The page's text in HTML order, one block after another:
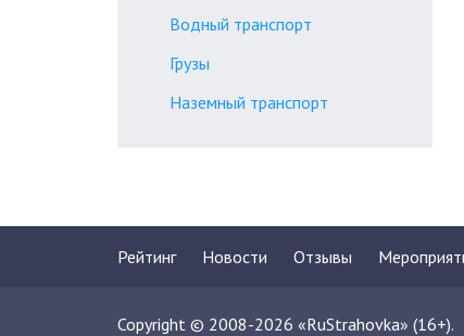
Водный транспорт
Грузы
Наземный транспорт
Рейтинг Новости Отзывы
Copyright © 2008-2026 «RuStrahovka» (16+).